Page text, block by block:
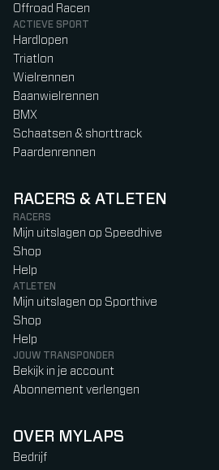
Offroad Racen
ACTIEVE SPORT
Hardlopen
Triatlon
Wielrennen
Baanwielrennen
BMX
Schaatsen & shorttrack
Paardenrennen
RACERS & ATLETEN
RACERS
Mijn uitslagen op Speedhive
Shop
Help
ATLETEN
Mijn uitslagen op Sporthive
Shop
Help
JOUW TRANSPONDER
Bekijk in je account
Abonnement verlengen
OVER MYLAPS
Bedrijf